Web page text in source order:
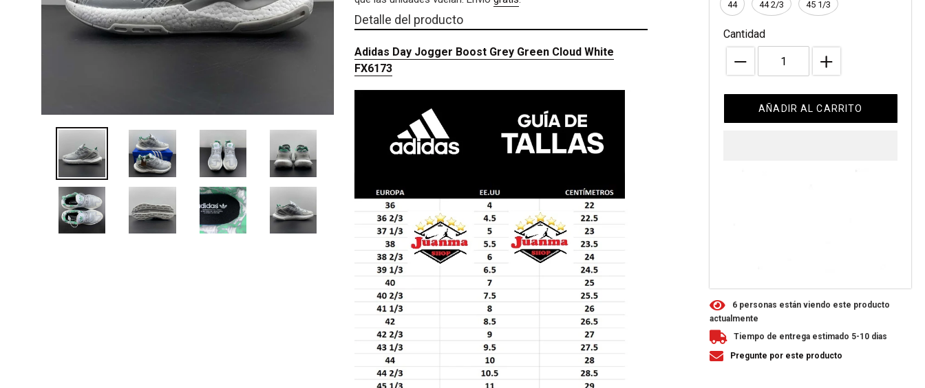
ANTERIOR
DIAPOSITIVA
SIGUIENTE
DIAPOSITIVA
venta
Agregando
el
producto
a
tu
Detalle del producto
Adidas Day Jogger Boost Grey Green Cloud White
FX6173
44 44 2/3 45 1/3
Cantidad
AÑADIR AL CARRITO
6 personas están viendo este producto
actualmente
Tiempo de entrega estimado 5-10 dias
Pregunte por este producto